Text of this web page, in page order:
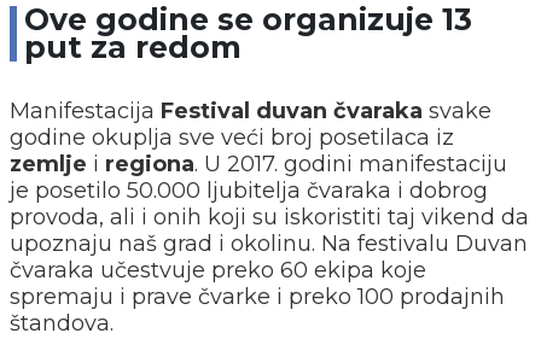
Ove godine se organizuje 13
put za redom
Manifestacija Festival duvan čvaraka svake
godine okuplja sve veći broj posetilaca iz
zemlje i regiona. U 2017. godini manifestaciju
je posetilo 50.000 ljubitelja čvaraka i dobrog
provoda, ali i onih koji su iskoristiti taj vikend da
upoznaju naš grad i okolinu. Na festivalu Duvan
čvaraka učestvuje preko 60 ekipa koje
spremaju i prave čvarke i preko 100 prodajnih
štandova.